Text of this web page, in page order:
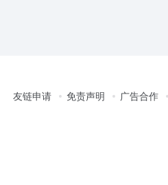
友链申请 免责声明 广告合作